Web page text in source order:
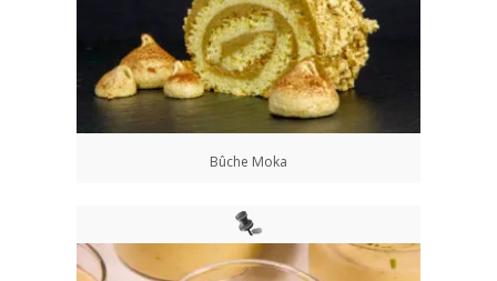
Bûche Moka